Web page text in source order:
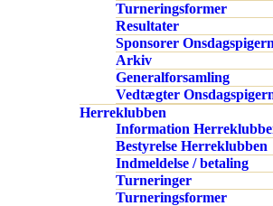
Turneringsformer
Resultater
Sponsorer
Arkiv
Generalforsamling
Vedtægter
Herreklubben
Information
Bestyrelse Herreklubben
Indmeldelse / betaling
Turneringer
Turneringsformer